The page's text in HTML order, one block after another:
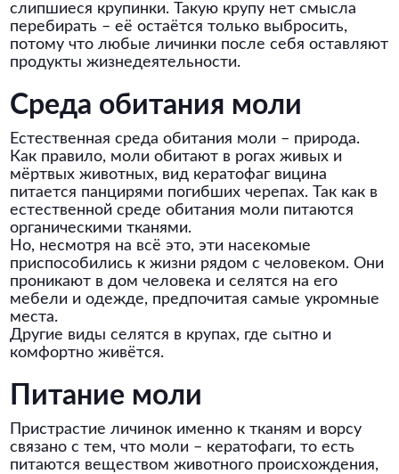
слипшиеся крупинки. Такую крупу нет смысла
перебирать – её остаётся только выбросить,
потому что любые личинки после себя оставляют
продукты жизнедеятельности.
Среда обитания моли
Естественная среда обитания моли – природа.
Как правило, моли обитают в рогах живых и
мёртвых животных, вид кератофаг вицина
питается панцирями погибших черепах. Так как в
естественной среде обитания моли питаются
органическими тканями.
Но, несмотря на всё это, эти насекомые
приспособились к жизни рядом с человеком. Они
проникают в дом человека и селятся на его
мебели и одежде, предпочитая самые укромные
места.
Другие виды селятся в крупах, где сытно и
комфортно живётся.
Питание моли
Пристрастие личинок именно к тканям и ворсу
связано с тем, что моли – кератофаги, то есть
питаются веществом животного происхождения,